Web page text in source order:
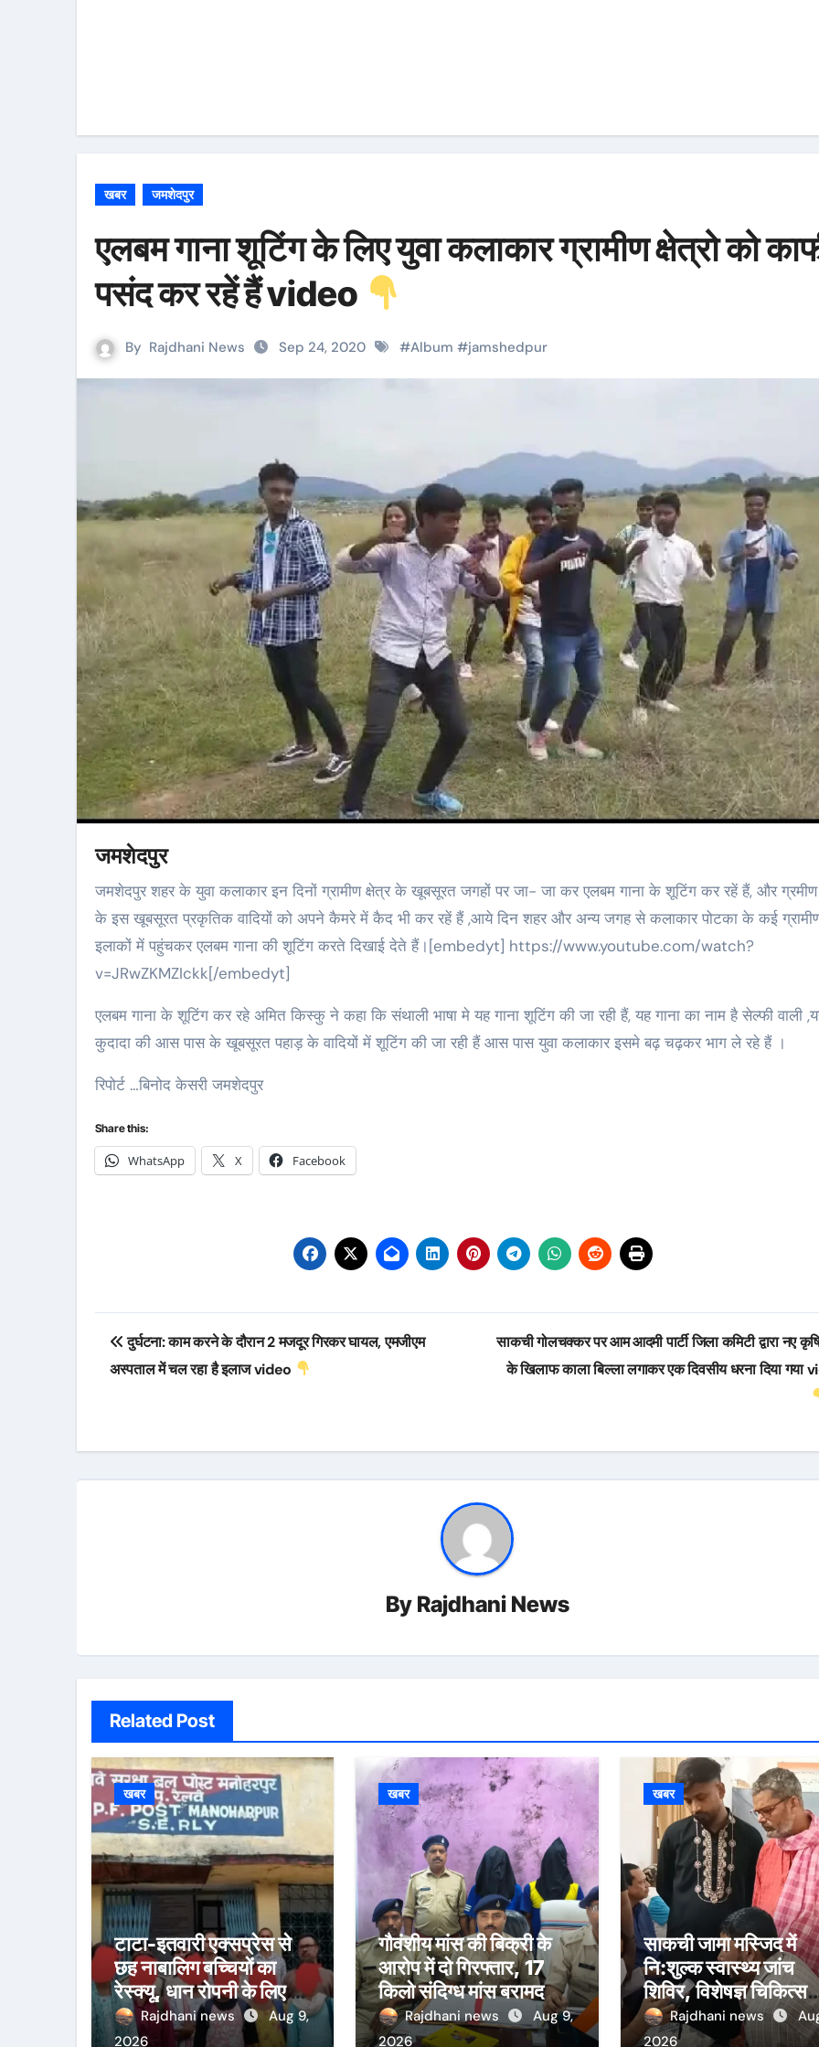
खबर जमशेदपुर
एलबम गाना शूटिंग के लिए युवा कलाकार ग्रामीण क्षेत्रो को
पसंद कर रहें हैं video
By Rajdhani News Sep 24, 2020 #Album #jamshedpur
जमशेदपुर
जमशेदपुर शहर के युवा कलाकार इन दिनों ग्रामीण क्षेत्र के खूबसूरत जगहों पर जा- जा कर एलबम गाना के शूटिंग कर रहें हैं, और ग्रमीण क्षेत्रो
के इस खूबसूरत प्रकृतिक वादियों को अपने कैमरे में कैद भी कर रहें हैं ,आये दिन शहर और अन्य जगह से कलाकार पोटका के कई
इलाकों में पहुंचकर एलबम गाना की शूटिंग करते दिखाई देते हैं।[embedyt] https://www.youtube.com/watch?
v=JRwZKMZIckk[/embedyt]
एलबम गाना के शूटिंग कर रहे अमित किस्कु ने कहा कि संथाली भाषा मे यह गाना शूटिंग की जा रही हैं, यह गाना का नाम है सेल्फी वाली
कुदादा की आस पास के खूबसूरत पहाड़ के वादियों में शूटिंग की जा रही हैं आस पास युवा कलाकार इसमे बढ़ चढ़कर भाग ले रहे हैं ।
रिपोर्ट …बिनोद केसरी जमशेदपुर
Share this:
WhatsApp X Facebook
Post
navigation
दुर्घटना: काम करने के दौरान 2 मजदूर गिरकर घायल, एमजीएम
अस्पताल में चल रहा है इलाज video
साकची गोलचक्कर पर आम आदमी पार्टी जिला कमिटी द्वारा नए
के खिलाफ काला बिल्ला लगाकर एक दिवसीय धरना दिया गया
By Rajdhani News
Related Post
खबर
टाटा-इतवारी एक्सप्रेस से
छह नाबालिग बच्चियों का
रेस्क्यू, धान रोपनी के लिए जा
रही थीं राउरकेला
Rajdhani news
Aug 9,
2026
खबर
गौवंशीय मांस की बिक्री के
आरोप में दो गिरफ्तार, 17
किलो संदिग्ध मांस बरामद
Rajdhani news
Aug 9,
2026
खबर
साकची जामा मस्जिद में
नि:शुल्क स्वास्थ्य जांच
शिविर, विशेषज्ञ
ने दी परामर्श सेवा
Rajdhani news
2026